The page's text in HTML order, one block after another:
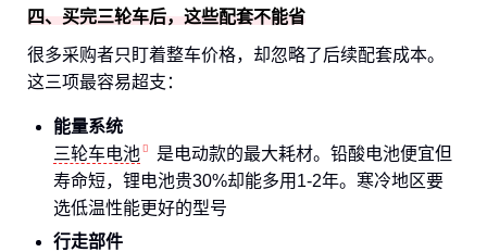
四、买完三轮车后，这些配套不能省
很多采购者只盯着整车价格，却忽略了后续配套成本。
这三项最容易超支：
能量系统
三轮车电池
是电动款的最大耗材。铅酸电池便宜但
寿命短，锂电池贵30%却能多用1-2年。寒冷地区要
选低温性能更好的型号
行走部件